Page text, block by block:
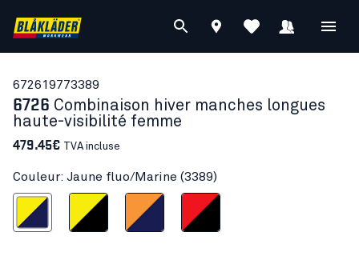
672619773389
6726 Combinaison hiver manches longues
haute-visibilité femme
479.45€ TVA incluse
Couleur: Jaune fluo/Marine (3389)
fluo/MarineJaune fluo/NoirOrange fluo/MarineRouge fluo/Noir